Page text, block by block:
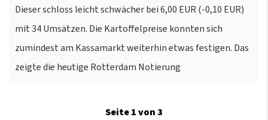
Dieser schloss leicht schwächer bei 6,00 EUR (-0,10 EUR)
mit 34 Umsätzen. Die Kartoffelpreise konnten sich
zumindest am Kassamarkt weiterhin etwas festigen. Das
zeigte die heutige Rotterdam Notierung
Seite 1 von 3